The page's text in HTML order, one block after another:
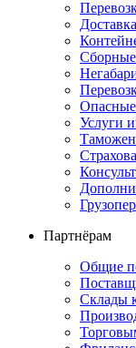
Услуги
Партнёрам
Общие
Склады